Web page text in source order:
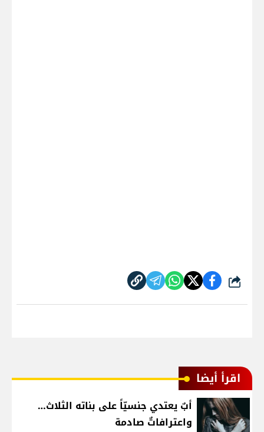
شارك
اقرأ أيضا
أبٌ يعتدي جنسيّاً على بناته الثلاث…
واعترافاتٌ صادمة